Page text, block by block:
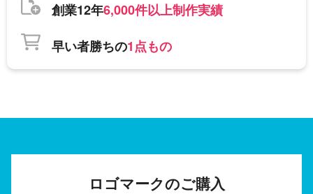
創業12年6,000件以上制作実績
早い者勝ちの1点もの
ロゴマークのご購入